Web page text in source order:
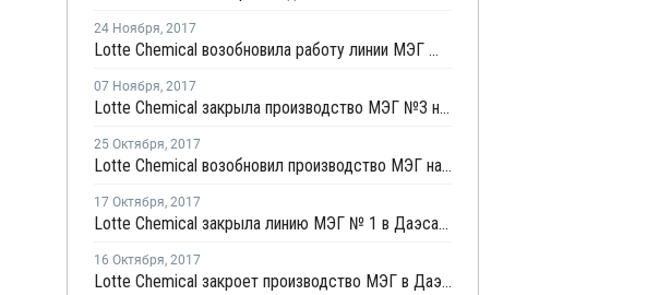
24 Ноября, 2017
Lotte Chemical возобновила работу линии МЭГ № 3 в Йосу после ремонта
07 Ноября, 2017
Lotte Chemical закрыла производство МЭГ №3 на ремонт
25 Октября, 2017
Lotte Chemical возобновил производство МЭГ на линии№1 в Даэсане
17 Октября, 2017
Lotte Chemical закрыла линию МЭГ № 1 в Даэсане на ремонт
16 Октября, 2017
Lotte Chemical закроет производство МЭГ в Даэсане на ремонт 15 октября